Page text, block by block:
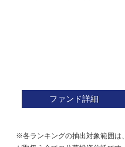
ファンド詳細
※各ランキングの抽出対象範囲は